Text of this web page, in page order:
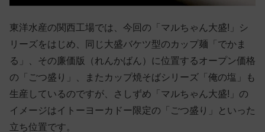
東洋水産の関西工場では、今回の「マルちゃん大盛!」シ
リーズをはじめ、同じ大盛バケツ型のカップ麺「でかま
る」、その廉価版（れんかばん）に位置するオープン価格
の「ごつ盛り」、またカップ焼そばシリーズ「俺の塩」も
生産しているのですが、さしずめ「マルちゃん大盛!」の
イメージはイトーヨーカドー限定の「ごつ盛り」といった
立ち位置です。